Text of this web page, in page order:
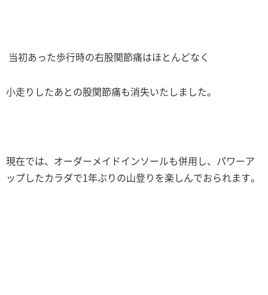
当初あった歩行時の右股関節痛はほとんどなく
小走りしたあとの股関節痛も消失いたしました。
現在では、オーダーメイドインソールも併用し、パワーア
ップしたカラダで1 年ぶりの山登りを楽しんでおられます。